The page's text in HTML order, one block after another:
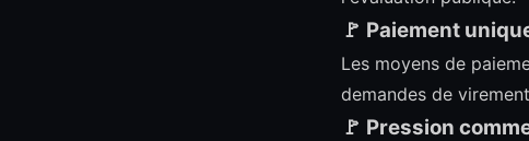
🚩 Paiement
Les moyens de
demandes de
🚩 Pression